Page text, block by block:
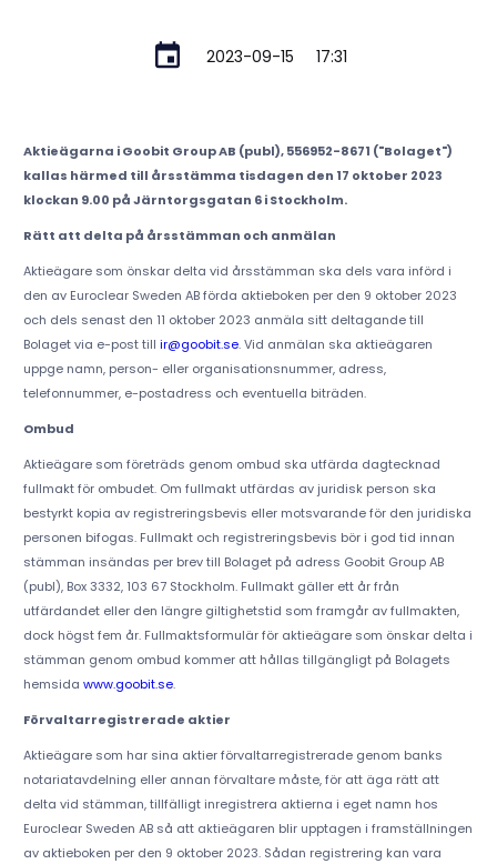
2023-09-15 17:31
Aktieägarna i Goobit Group AB (publ), 556952-8671 ("Bolaget")
kallas härmed till årsstämma tisdagen den 17 oktober 2023
klockan 9.00 på Järntorgsgatan 6 i Stockholm.
Rätt att delta på årsstämman och anmälan
Aktieägare som önskar delta vid årsstämman ska dels vara införd i
den av Euroclear Sweden AB förda aktieboken per den 9 oktober 2023
och dels senast den 11 oktober 2023 anmäla sitt deltagande till
Bolaget via e-post till ir@goobit.se. Vid anmälan ska aktieägaren
uppge namn, person- eller organisationsnummer, adress,
telefonnummer, e-postadress och eventuella biträden.
Ombud
Aktieägare som företräds genom ombud ska utfärda dagtecknad
fullmakt för ombudet. Om fullmakt utfärdas av juridisk person ska
bestyrkt kopia av registreringsbevis eller motsvarande för den juridiska
personen bifogas. Fullmakt och registreringsbevis bör i god tid innan
stämman insändas per brev till Bolaget på adress Goobit Group AB
(publ), Box 3332, 103 67 Stockholm. Fullmakt gäller ett år från
utfärdandet eller den längre giltighetstid som framgår av fullmakten,
dock högst fem år. Fullmaktsformulär för aktieägare som önskar delta i
stämman genom ombud kommer att hållas tillgängligt på Bolagets
hemsida www.goobit.se.
Förvaltarregistrerade aktier
Aktieägare som har sina aktier förvaltarregistrerade genom banks
notariatavdelning eller annan förvaltare måste, för att äga rätt att
delta vid stämman, tillfälligt inregistrera aktierna i eget namn hos
Euroclear Sweden AB så att aktieägaren blir upptagen i framställningen
av aktieboken per den 9 oktober 2023. Sådan registrering kan vara